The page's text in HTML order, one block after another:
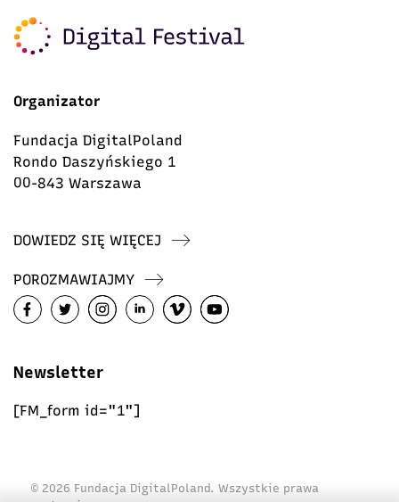
Organizator
Fundacja DigitalPoland
Rondo Daszyńskiego 1
00-843 Warszawa
DOWIEDZ SIĘ WIĘCEJ
POROZMAWIAJMY
Newsletter
[FM_form id="1"]
© 2026 Fundacja DigitalPoland. Wszystkie prawa